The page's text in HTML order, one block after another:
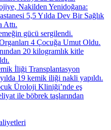
Nakilden Yenidoğana:
5,5 Yılda Dev Bir Sağlık
Attı.
gücü sergilendi.
4 Çocuğa Umut Oldu.
20 kilogramlık kitle
İliği Transplantasyon
19 kemik iliği nakli yapıldı.
Üroloji Kliniği’nde eş
ile böbrek taşlarından